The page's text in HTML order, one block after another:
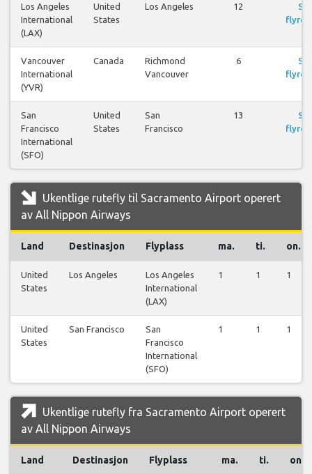
Los Angeles
International
(LAX)
United
States
Los Angeles 12
Se
Vancouver
International
(YVR)
Canada
Richmond
Vancouver
6
Se
San
Francisco
International
(SFO)
United
States
San
Francisco
13
Se
Ukentlige rutefly til Sacramento Airport operert
av All Nippon Airways
Land Destinasjon Flyplass ma. ti. on.
United
States
Los Angeles
Los Angeles
International
(LAX)
1 1 1
United
States
San Francisco
San
Francisco
International
(SFO)
1 1 1
Ukentlige rutefly fra Sacramento Airport operert
av All Nippon Airways
Land Destinasjon Flyplass ma. ti. on.